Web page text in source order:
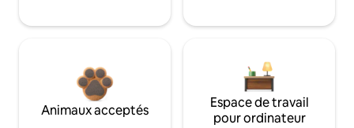
Animaux acceptés
Espace de travail
pour ordinateur